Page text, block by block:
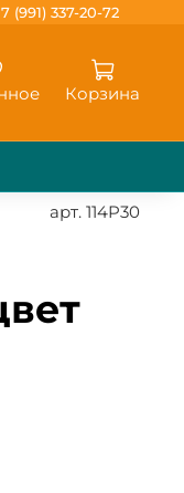
(991) 337-20-72
Корзина
арт. 114P30